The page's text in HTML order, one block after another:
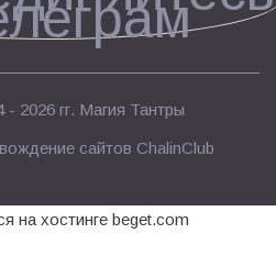
2026 гг. Магия Тантры
сайтов ChalinClub
на хостинге beget.com